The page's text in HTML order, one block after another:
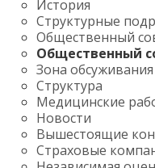
История
Структурные
Общественный
Общественный
Зона обсуживания
Структура
Медицинские
Новости
Вышестоящие
Страховые